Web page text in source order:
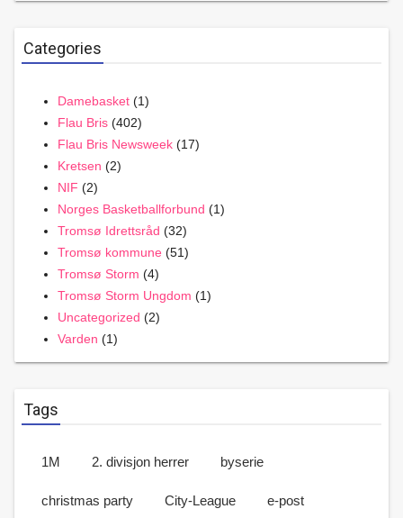
Categories
Damebasket (1)
Flau Bris (402)
Flau Bris Newsweek (17)
Kretsen (2)
NIF (2)
Norges Basketballforbund (1)
Tromsø Idrettsråd (32)
Tromsø kommune (51)
Tromsø Storm (4)
Tromsø Storm Ungdom (1)
Uncategorized (2)
Varden (1)
Tags
1M 2. divisjon herrer byserie
christmas party City-League e-post